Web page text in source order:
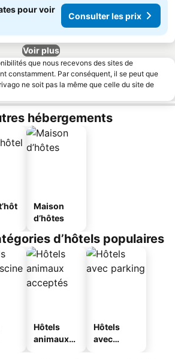
pour voir
Consulter les prix
Voir plus
que nous recevons des sites de
constamment. Par conséquent, il se peut que
ne soit pas la même que celle du site de
hébergements
Maison
d’hôtes
d’hôtels populaires
Hôtels
animaux
Hôtels
avec